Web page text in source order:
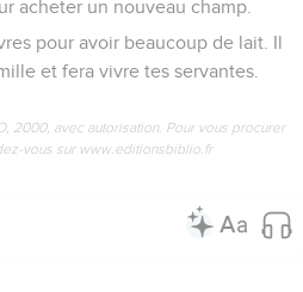
acheter un nouveau champ.
pour avoir beaucoup de lait. Il
et fera vivre tes servantes.
2000, avec autorisation. Pour vous procurer
vous sur www.editionsbiblio.fr